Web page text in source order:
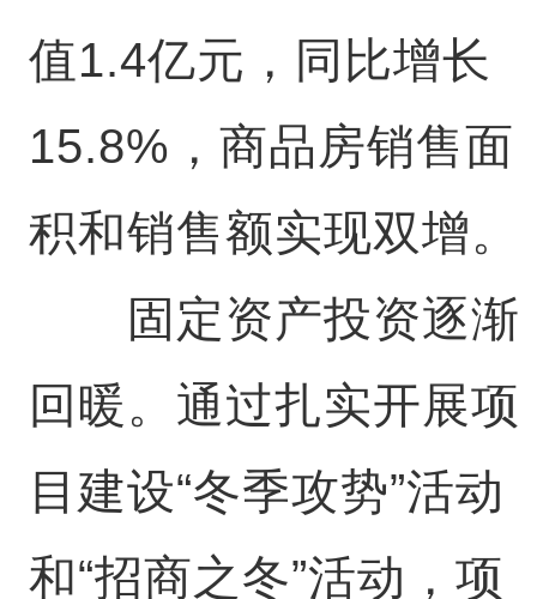
值1.4亿元，同比增长
15.8%，商品房销售面
积和销售额实现双增。
固定资产投资逐渐
回暖。通过扎实开展项
目建设“冬季攻势”活动
和“招商之冬”活动，项